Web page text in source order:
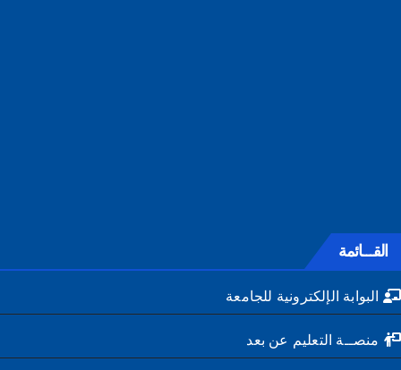
القـــائمة
البوابة الإلكترونية للجامعة
منصــة التعليم عن بعد